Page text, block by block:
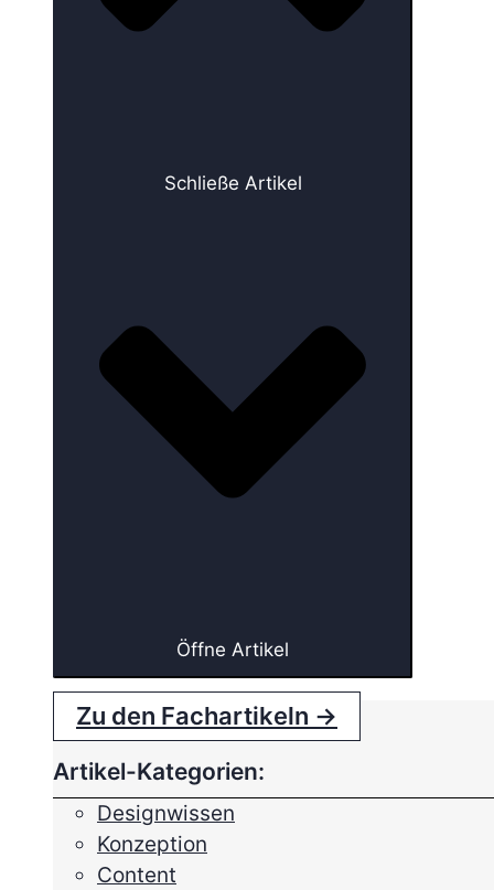
Schließe Artikel
Öffne Artikel
Zu den Fachartikeln →
Artikel-Kategorien:
Designwissen
Konzeption
Content